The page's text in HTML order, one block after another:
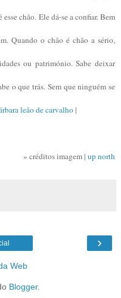
esse chão. Ele dá-se a confiar. Bem
Quando o chão é chão a sério,
ou património. Sabe deixar
o que trás. Sem que ninguém se
leão de carvalho |
» créditos imagem | up north
›
Web
Blogger.